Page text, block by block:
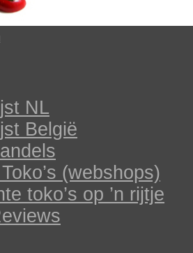
NL
België
(webshops)
toko’s op ’n rijtje